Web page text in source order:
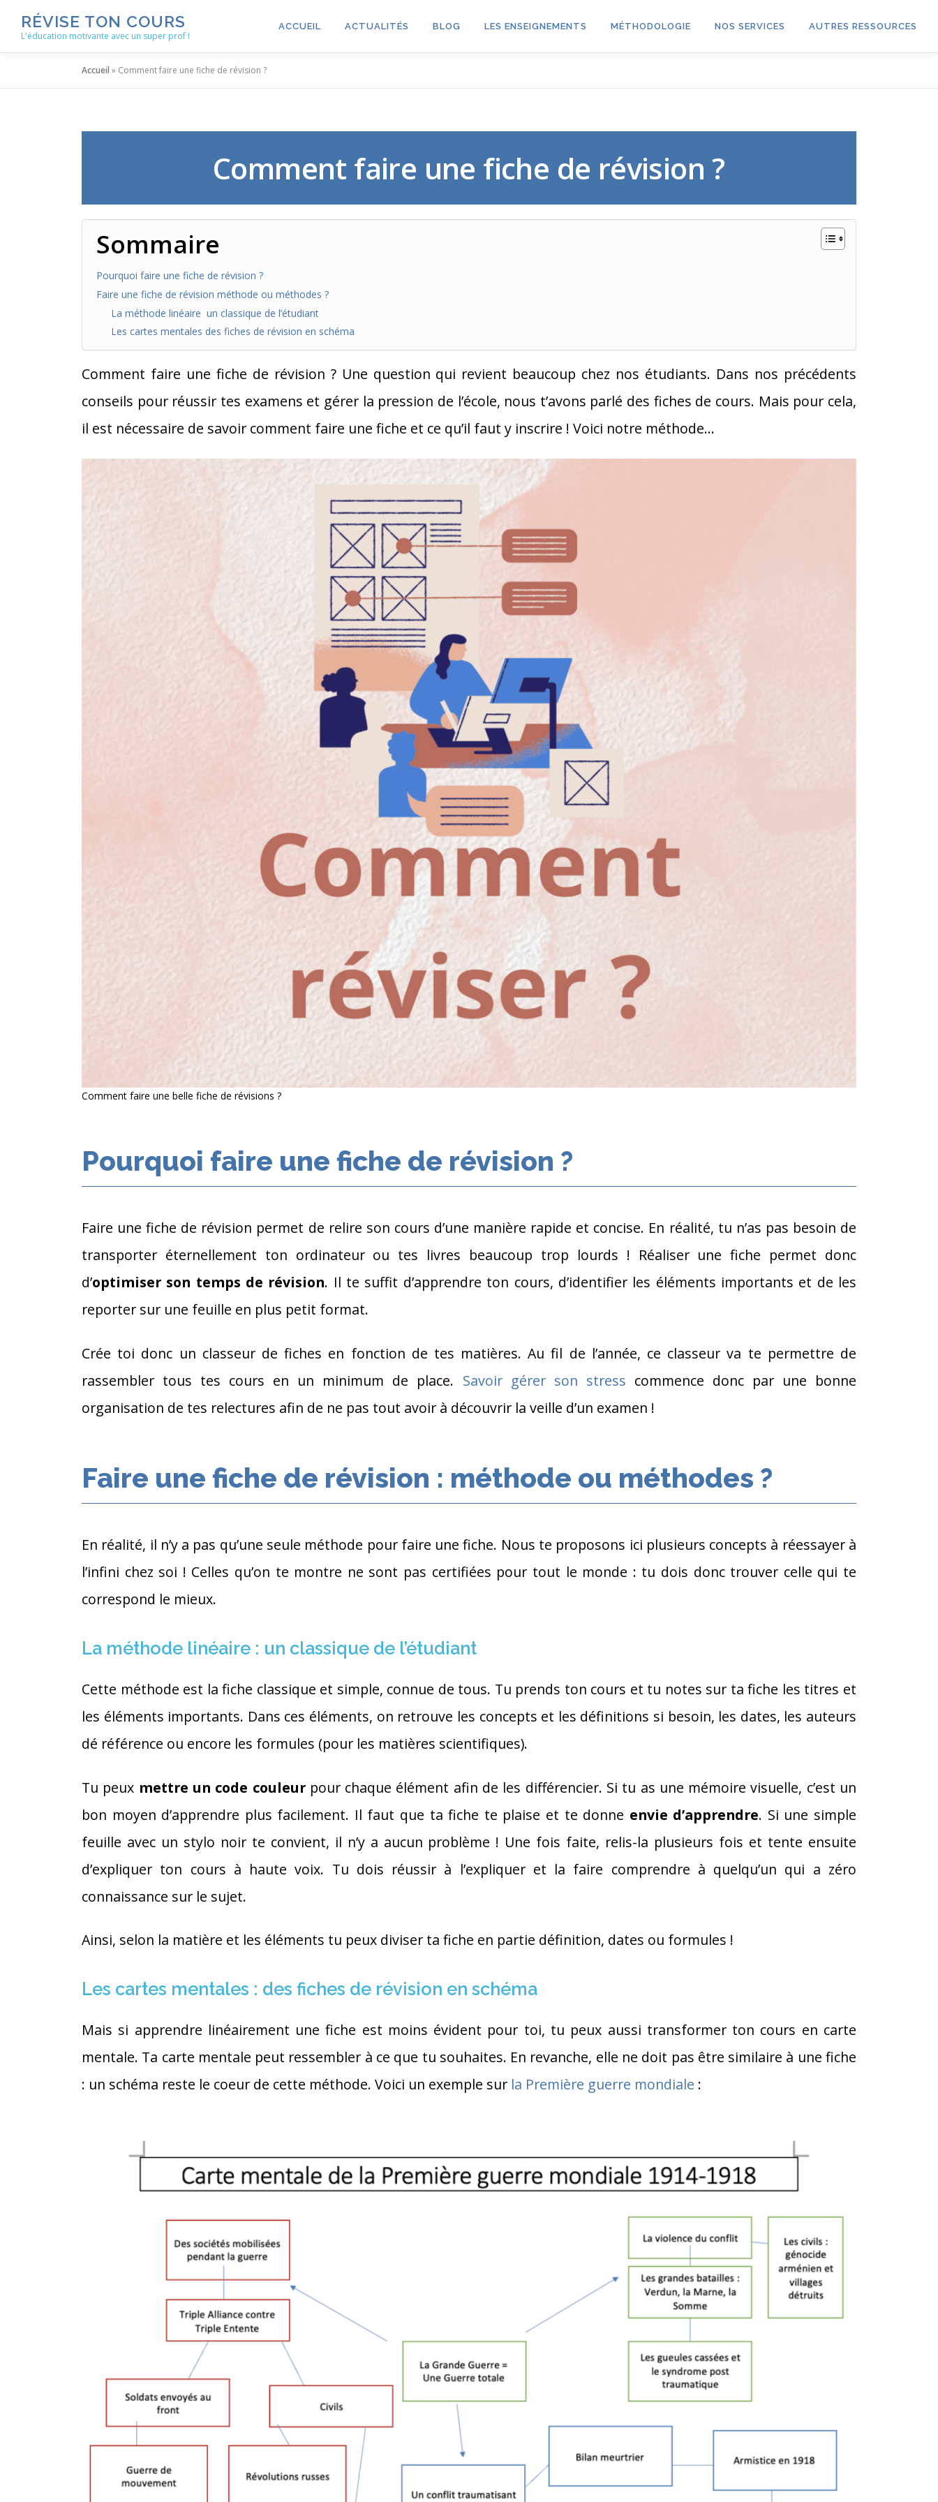
contenu
RÉVISE TON COURS
L'éducation motivante avec un super prof !
ACCUEIL ACTUALITÉS BLOG LES ENSEIGNEMENTS MÉTHODOLOGIE NOS SERVICES AUTRES RESSOURCES
Accueil » Comment faire une fiche de révision ?
Comment faire une fiche de révision ?
Sommaire
Pourquoi faire une fiche de révision ?
Faire une fiche de révision méthode ou méthodes ?
La méthode linéaire un classique de l’étudiant
Les cartes mentales des fiches de révision en schéma
Comment faire une fiche de révision ? Une question qui revient beaucoup chez nos étudiants. Dans nos précédents
conseils pour réussir tes examens et gérer la pression de l’école, nous t’avons parlé des fiches de cours. Mais pour cela,
il est nécessaire de savoir comment faire une fiche et ce qu’il faut y inscrire ! Voici notre méthode…
Comment faire une belle fiche de révisions ?
Pourquoi faire une fiche de révision ?
Faire une fiche de révision permet de relire son cours d’une manière rapide et concise. En réalité, tu n’as pas besoin de
transporter éternellement ton ordinateur ou tes livres beaucoup trop lourds ! Réaliser une fiche permet donc
d’optimiser son temps de révision. Il te suffit d’apprendre ton cours, d’identifier les éléments importants et de les
reporter sur une feuille en plus petit format.
Crée toi donc un classeur de fiches en fonction de tes matières. Au fil de l’année, ce classeur va te permettre de
rassembler tous tes cours en un minimum de place. Savoir gérer son stress commence donc par une bonne
organisation de tes relectures afin de ne pas tout avoir à découvrir la veille d’un examen !
Faire une fiche de révision : méthode ou méthodes ?
En réalité, il n’y a pas qu’une seule méthode pour faire une fiche. Nous te proposons ici plusieurs concepts à réessayer à
l’infini chez soi ! Celles qu’on te montre ne sont pas certifiées pour tout le monde : tu dois donc trouver celle qui te
correspond le mieux.
La méthode linéaire : un classique de l’étudiant
Cette méthode est la fiche classique et simple, connue de tous. Tu prends ton cours et tu notes sur ta fiche les titres et
les éléments importants. Dans ces éléments, on retrouve les concepts et les définitions si besoin, les dates, les auteurs
dé référence ou encore les formules (pour les matières scientifiques).
Tu peux mettre un code couleurpour chaque élément afin de les différencier. Si tu as une mémoire visuelle, c’est un
bon moyen d’apprendre plus facilement. Il faut que ta fiche te plaise et te donne envie d’apprendre. Si une simple
feuille avec un stylo noir te convient, il n’y a aucun problème ! Une fois faite, relis-la plusieurs fois et tente ensuite
d’expliquer ton cours à haute voix. Tu dois réussir à l’expliquer et la faire comprendre à quelqu’un qui a zéro
connaissance sur le sujet.
Ainsi, selon la matière et les éléments tu peux diviser ta fiche en partie définition, dates ou formules !
Les cartes mentales : des fiches de révision en schéma
Mais si apprendre linéairement une fiche est moins évident pour toi, tu peux aussi transformer ton cours en carte
mentale. Ta carte mentale peut ressembler à ce que tu souhaites. En revanche, elle ne doit pas être similaire à une fiche
: un schéma reste le coeur de cette méthode. Voici un exemple sur la Première guerre mondiale :